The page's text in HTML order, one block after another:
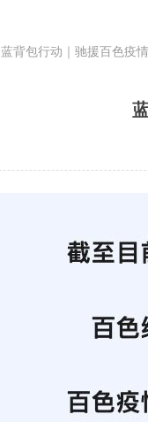
蓝背包行动｜驰援百色疫